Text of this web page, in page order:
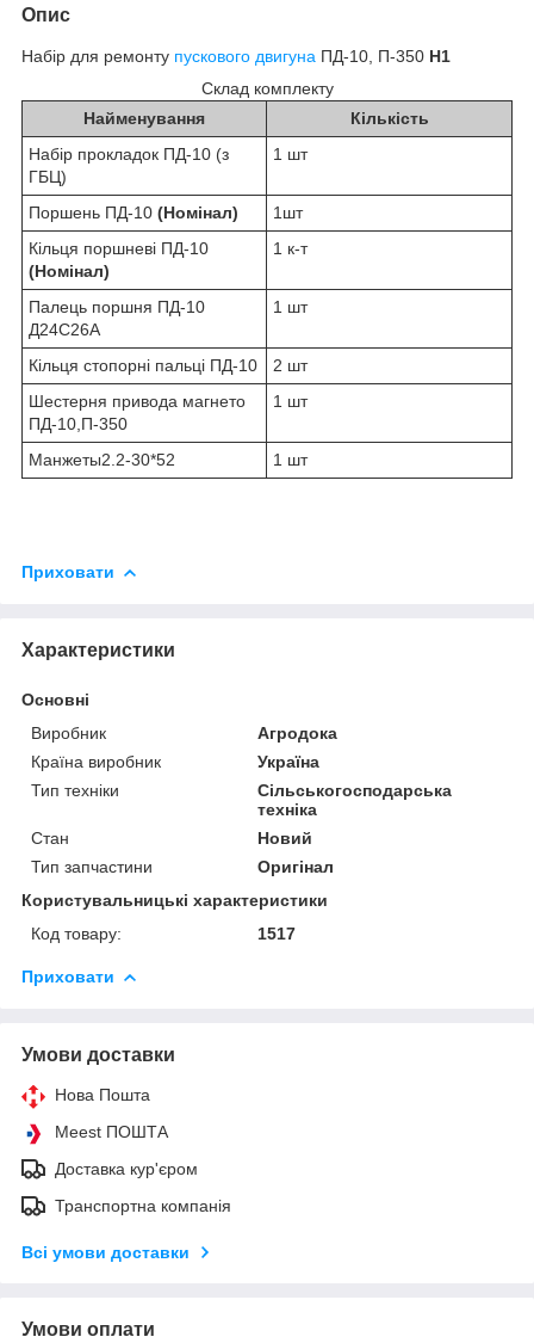
Опис
Набір для ремонту пускового двигуна ПД-10, П-350 Н1
Склад комплекту
Найменування
Кількість
Набір прокладок ПД-10 (з
ГБЦ)
1 шт
Поршень ПД-10 (Номінал)
1шт
Кільця поршневі ПД-10
(Номінал)
1 к-т
Палець поршня ПД-10
Д24С26А
1 шт
Кільця стопорні пальці ПД-10
2 шт
Шестерня привода магнето
ПД-10,П-350
1 шт
Манжеты2.2-30*52 1 шт
Приховати
Характеристики
Основні
Виробник
Агродока
Країна виробник
Україна
Тип техніки
Сільськогосподарська
техніка
Стан
Новий
Тип запчастини
Оригінал
Користувальницькі характеристики
Код товару:
1517
Приховати
Умови доставки
Нова Пошта
Meest ПОШТА
Доставка кур'єром
Транспортна компанія
Всі умови доставки
Умови оплати